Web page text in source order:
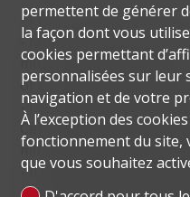
- I centri commerciali più
- Motor City (5 minuti),
minuti), Cityland Mall -
of the Emirates (25
- I centri ospedalieri più
Centre (8 minuti),
minuti) e NMC Royal
- Il Damac Hills ospita la
permettent de générer
la façon dont vous
cookies permettant
personnalisées sur leur
navigation et de votre
À l’exception des
fonctionnement du site,
que vous souhaitez